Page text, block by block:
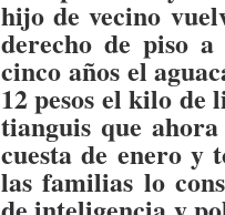
hijo de vecino
derecho de piso
cinco años el
12 pesos el kilo de
tianguis que
cuesta de enero y
las familias lo